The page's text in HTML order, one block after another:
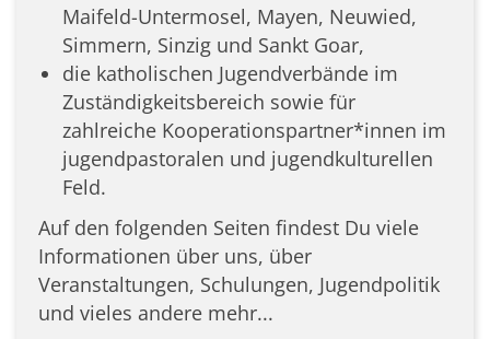
Maifeld-Untermosel, Mayen, Neuwied,
Simmern, Sinzig und Sankt Goar,
die katholischen Jugendverbände im
Zuständigkeitsbereich sowie für
zahlreiche Kooperationspartner*innen im
jugendpastoralen und jugendkulturellen
Feld.
Auf den folgenden Seiten findest Du viele
Informationen über uns, über
Veranstaltungen, Schulungen, Jugendpolitik
und vieles andere mehr...